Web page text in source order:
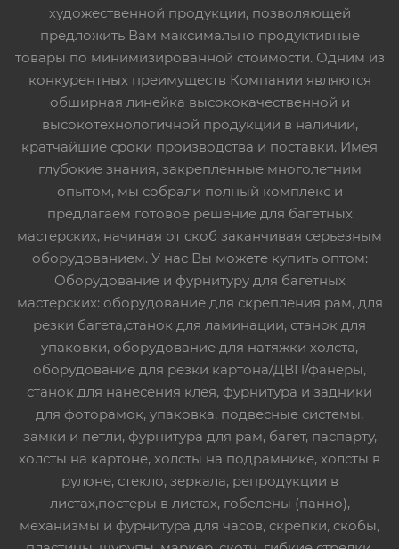
художественной продукции, позволяющей
предложить Вам максимально продуктивные
товары по минимизированной стоимости. Одним из
конкурентных преимуществ Компании являются
обширная линейка высококачественной и
высокотехнологичной продукции в наличии,
кратчайшие сроки производства и поставки. Имея
глубокие знания, закрепленные многолетним
опытом, мы собрали полный комплекс и
предлагаем готовое решение для багетных
мастерских, начиная от скоб заканчивая серьезным
оборудованием. У нас Вы можете купить оптом:
Оборудование и фурнитуру для багетных
мастерских: оборудование для скрепления рам, для
резки багета,станок для ламинации, станок для
упаковки, оборудование для натяжки холста,
оборудование для резки картона/ДВП/фанеры,
станок для нанесения клея, фурнитура и задники
для фоторамок, упаковка, подвесные системы,
замки и петли, фурнитура для рам, багет, паспарту,
холсты на картоне, холсты на подрамнике, холсты в
рулоне, стекло, зеркала, репродукции в
листах,постеры в листах, гобелены (панно),
механизмы и фурнитура для часов, скрепки, скобы,